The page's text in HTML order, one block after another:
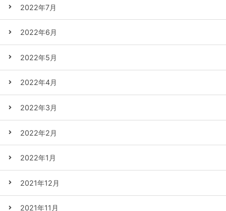
2022年7月
2022年6月
2022年5月
2022年4月
2022年3月
2022年2月
2022年1月
2021年12月
2021年11月